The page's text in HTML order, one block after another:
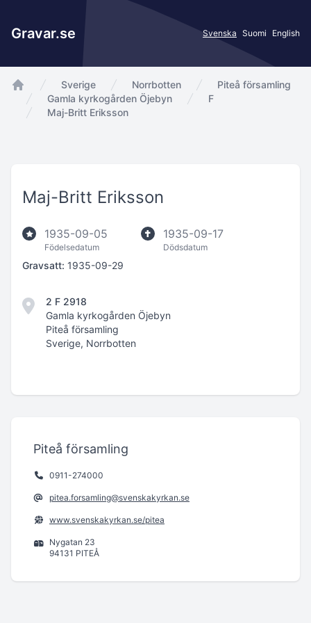
Gravar.se Svenska Suomi English
app.Start
Sverige Norrbotten
Piteå församling
Gamla kyrkogården Öjebyn
F
Maj-Britt Eriksson
Maj-Britt Eriksson
1935-09-05
Födelsedatum
1935-09-17
Dödsdatum
Gravsatt: 1935-09-29
2 F 2918
Gamla kyrkogården Öjebyn
Piteå församling
Sverige, Norrbotten
Piteå församling
0911-274000
pitea.forsamling@svenskakyrkan.se
www.svenskakyrkan.se/pitea
Nygatan 23
94131 PITEÅ